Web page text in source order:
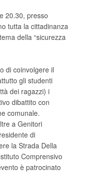
20.30, presso
tutta la cittadinanza
della “sicurezza
di coinvolgere il
gli studenti
dei ragazzi) i
dibattito con
comunale.
a Genitori
di
la Strada Della
Comprensivo
è patrocinato